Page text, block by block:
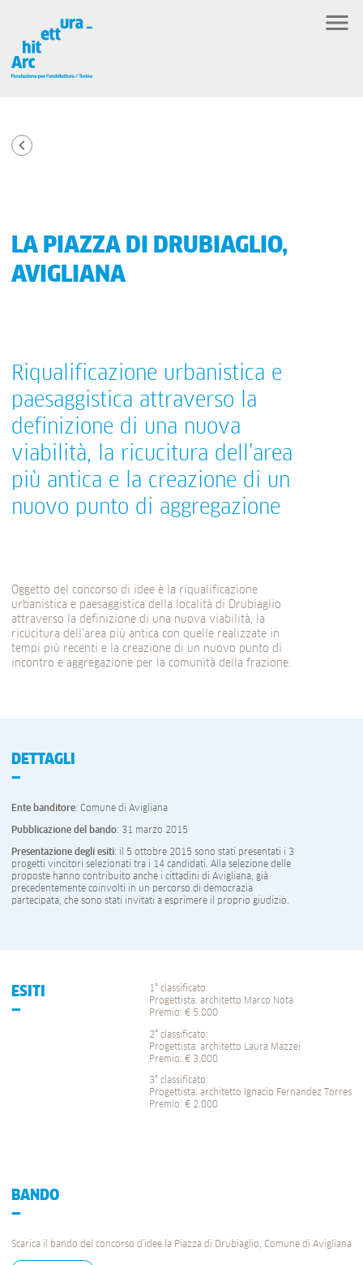
LA PIAZZA DI DRUBIAGLIO,
AVIGLIANA
Riqualificazione urbanistica e
paesaggistica attraverso la
definizione di una nuova
viabilità, la ricucitura dell’area
più antica e la creazione di un
nuovo punto di aggregazione
Oggetto del concorso di idee è la riqualificazione
urbanistica e paesaggistica della località di Drubiaglio
attraverso la definizione di una nuova viabilità, la
ricucitura dell’area più antica con quelle realizzate in
tempi più recenti e la creazione di un nuovo punto di
incontro e aggregazione per la comunità della frazione.
DETTAGLI
Ente banditore: Comune di Avigliana
Pubblicazione del bando: 31 marzo 2015
Presentazione degli esiti: il 5 ottobre 2015 sono stati presentati i 3
progetti vincitori selezionati tra i 14 candidati. Alla selezione delle
proposte hanno contribuito anche i cittadini di Avigliana, già
precedentemente coinvolti in un percorso di democrazia
partecipata, che sono stati invitati a esprimere il proprio giudizio.
ESITI
1° classificato:
Progettista: architetto Marco Nota
Premio: € 5.000
2° classificato:
Progettista: architetto Laura Mazzei
Premio: € 3.000
3° classificato:
Progettista: architetto Ignacio Fernandez Torres
Premio: € 2.000
BANDO
Scarica il bando del concorso d’idee la Piazza di Drubiaglio, Comune di Avigliana